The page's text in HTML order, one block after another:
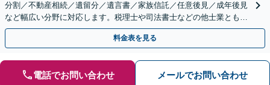
分割／不動産相続／遺留分／遺言書／家族信託／任意後見／成年後見
など幅広い分野に対応します。税理士や司法書士などの他士業とも連
携【出張相談】【夜間・休日面談】【横浜駅7分】
料金表を見る
電話でお問い合わせ メールでお問い合わせ